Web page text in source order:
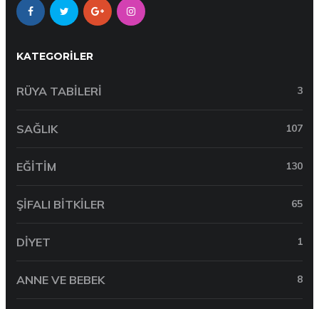
KATEGORILER
RÜYA TABILERI 3
SAĞLIK 107
EĞITIM 130
ŞIFALI BITKILER 65
DIYET 1
ANNE VE BEBEK 8